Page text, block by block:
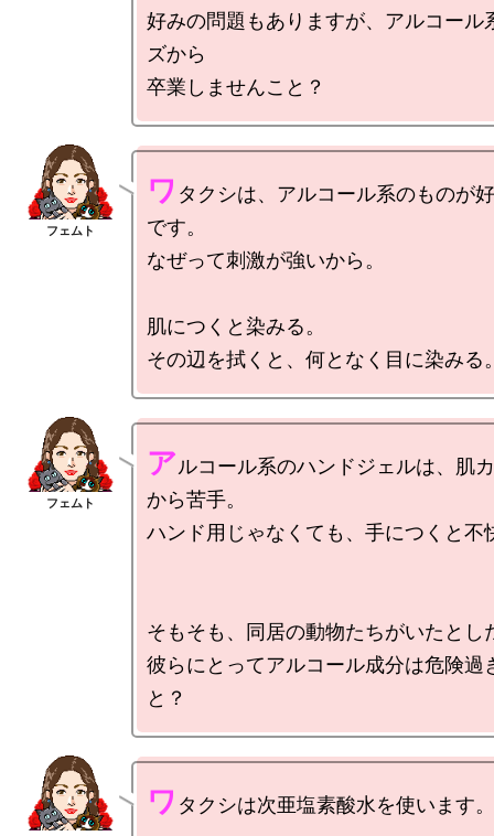
好みの問題もありますが、アルコール
ズから
ワ タクシは、アルコール系のものが
です。
なぜって刺激が強いから。
肌につくと染みる。
アルコール系のハンドジェルは、肌
から苦手。
ハンド用じゃなくても、手につくと不
そもそも、同居の動物たちがいたとし
彼らにとってアルコール成分は危険過
ワ タクシは次亜塩素酸水を使います。